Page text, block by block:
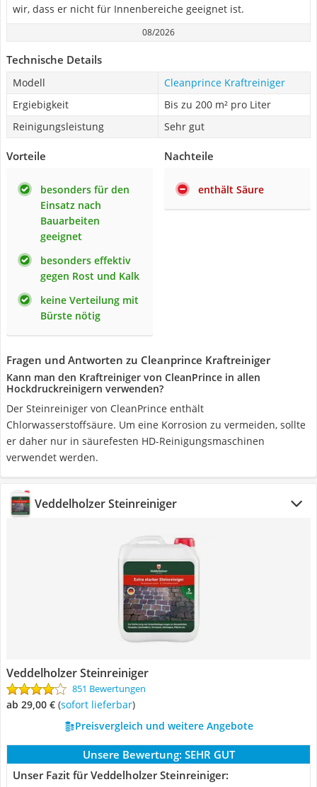
wir, dass er nicht für Innenbereiche geeignet ist.
08/2026
Technische Details
Modell
Cleanprince Kraftreiniger
Ergiebigkeit
Bis zu 200 m² pro Liter
Reinigungsleistung
Sehr gut
Vorteile
besonders für den
Einsatz nach
Bauarbeiten
geeignet
besonders effektiv
gegen Rost und Kalk
keine Verteilung mit
Bürste nötig
Nachteile
enthält Säure
Fragen und Antworten zu Cleanprince Kraftreiniger
Kann man den Kraftreiniger von CleanPrince in allen
Hockdruckreinigern verwenden?
Der Steinreiniger von CleanPrince enthält
Chlorwasserstoffsäure. Um eine Korrosion zu vermeiden, sollte
er daher nur in säurefesten HD-Reinigungsmaschinen
verwendet werden.
Veddelholzer Steinreiniger
Veddelholzer Steinreiniger
851 Bewertungen
ab 29,00 € ( Sofort lieferbar)
Preisvergleich und weitere Angebote
Unsere Bewertung: SEHR GUT
Unser Fazit für Veddelholzer Steinreiniger: